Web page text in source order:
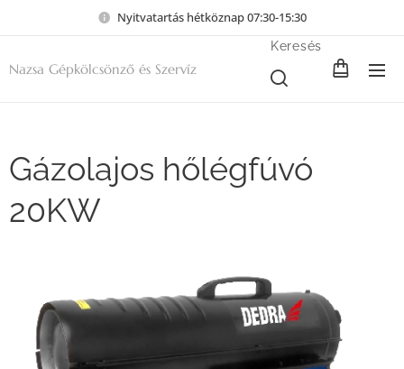
Nyitvatartás hétköznap 07:30-15:30
Nazsa Gépkölcsönző és Szervíz
Keresés
Gázolajos hőlégfúvó
20KW